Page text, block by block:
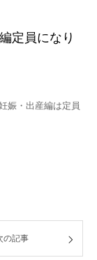
定員になり
娠・出産編は定員
の記事